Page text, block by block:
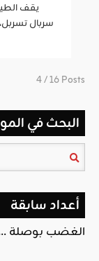
يقف
سربال
4 / 16 Posts
البحث في
أعداد سابقة
الغضب بوصلة …